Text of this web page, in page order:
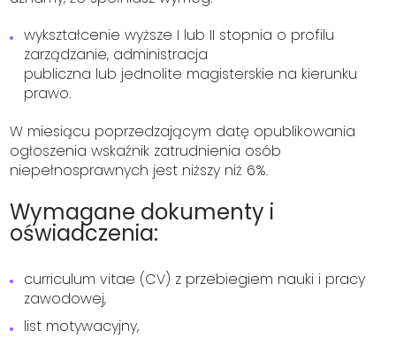
wykształcenie wyższe I lub II stopnia o profilu
zarządzanie, administracja
publiczna lub jednolite magisterskie na kierunku
prawo.
W miesiącu poprzedzającym datę opublikowania
ogłoszenia wskaźnik zatrudnienia osób
niepełnosprawnych jest niższy niż 6%.
Wymagane dokumenty i
oświadczenia:
curriculum vitae (CV) z przebiegiem nauki i pracy
zawodowej,
list motywacyjny,